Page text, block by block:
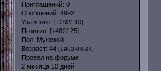
Приглашений: 0
Сообщений: 4992
Уважение: [+202/-10]
Позитив: [+462/-25]
Пол: Мужской
Возраст: 44 [1982-04-24]
Провел на форуме:
2 месяца 10 дней